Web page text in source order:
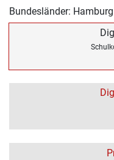
Bundesländer: Hamburg